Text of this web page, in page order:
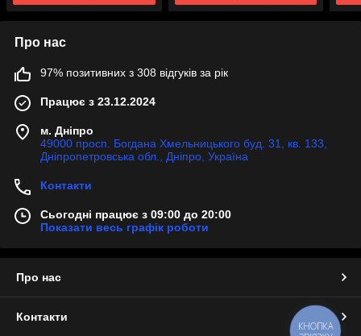
Про нас
97% позитивних з 308 відгуків за рік
Працює з 23.12.2024
м. Дніпро
49000 просп. Богдана Хмельницького буд. 31, кв. 133,
Дніпропетровська обл., Дніпро, Україна
Контакти
Сьогодні працює з 09:00 до 20:00
Показати весь графік роботи
Про нас
Контакти
КНОПКА